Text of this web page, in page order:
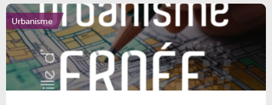
Urbanisme